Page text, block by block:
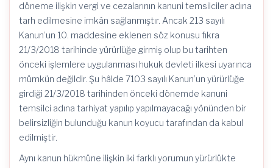
döneme ilişkin vergi ve cezalarının kanuni temsilciler adına
tarh edilmesine imkân sağlanmıştır. Ancak 213 sayılı
Kanun’un 10. maddesine eklenen söz konusu fıkra
21/3/2018 tarihinde yürürlüğe girmiş olup bu tarihten
önceki işlemlere uygulanması hukuk devleti ilkesi uyarınca
mümkün değildir. Şu hâlde 7103 sayılı Kanun’un yürürlüğe
girdiği 21/3/2018 tarihinden önceki dönemde kanuni
temsilci adına tarhiyat yapılıp yapılmayacağı yönünden bir
belirsizliğin bulunduğu kanun koyucu tarafından da kabul
edilmiştir.
Aynı kanun hükmüne ilişkin iki farklı yorumun yürürlükte